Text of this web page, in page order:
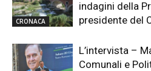
CRONACA
indagini della
presidente del
L’intervista –
Comunali e